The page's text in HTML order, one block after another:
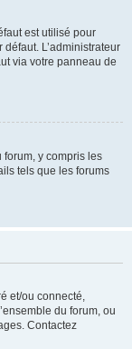
est utilisé pour
L’administrateur
via votre panneau de
forum, y compris les
tels que les forums
et/ou connecté,
du forum, ou
Contactez